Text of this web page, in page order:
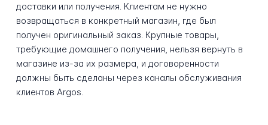
доставки или получения. Клиентам не нужно
возвращаться в конкретный магазин, где был
получен оригинальный заказ. Крупные товары,
требующие домашнего получения, нельзя вернуть в
магазине из-за их размера, и договоренности
должны быть сделаны через каналы обслуживания
клиентов Argos.